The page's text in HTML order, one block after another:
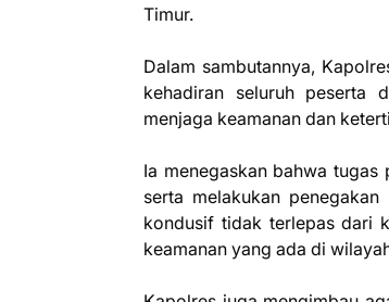
Timur.
Dalam sambutannya,
kehadiran seluruh peserta
menjaga keamanan dan
Ia menegaskan bahwa
serta melakukan
kondusif tidak terlepas dari
keamanan yang ada di